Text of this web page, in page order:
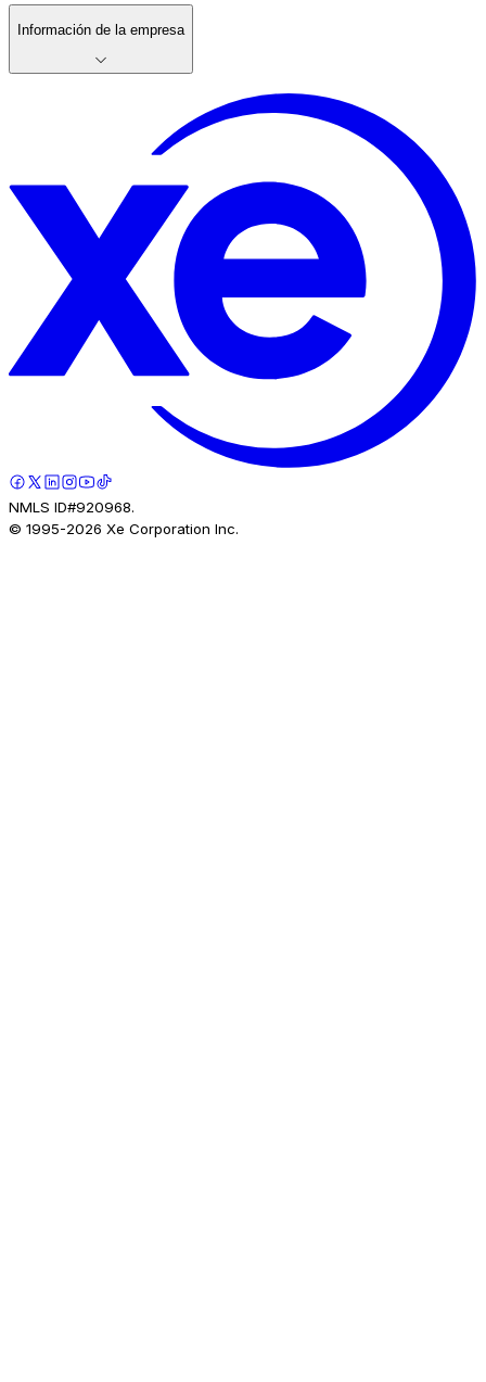
Información de la empresa
NMLS ID#920968.
© 1995-2026 Xe Corporation Inc.